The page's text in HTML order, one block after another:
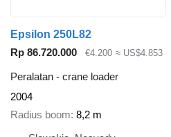
Epsilon 250L82
Rp 86.720.000
€4.200 ≈ US$4.853
Peralatan - crane loader
2004
Radius boom 8,2 m